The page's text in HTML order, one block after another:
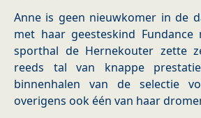
Anne is geen nieuwkomer in de
met haar geesteskind
sporthal de Hernekouter zette
reeds tal van knappe
binnenhalen van de selectie
overigens ook één van haar